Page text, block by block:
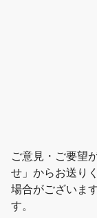
ご意見・ご要望
せ」からお送り
場合がございま
す。